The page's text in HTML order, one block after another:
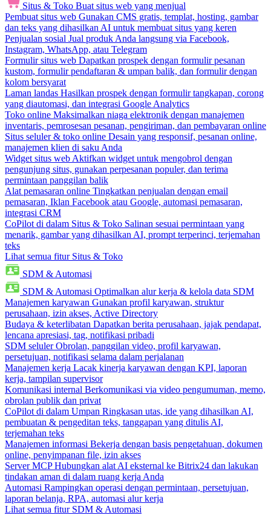
Situs & Toko Buat situs web yang menjual
Pembuat situs web Gunakan CMS gratis, templat, hosting, gambar
dan teks yang dihasilkan AI untuk membuat situs yang keren
Penjualan sosial Jual produk Anda langsung via Facebook,
Instagram, WhatsApp, atau Telegram
Formulir situs web Dapatkan prospek dengan formulir pesanan
kustom, formulir pendaftaran & umpan balik, dan formulir dengan
kolom bersyarat
Laman landas Hasilkan prospek dengan formulir tangkapan, corong
yang diautomasi, dan integrasi Google Analytics
Toko online Maksimalkan niaga elektronik dengan manajemen
inventaris, pemrosesan pesanan, pengiriman, dan pembayaran online
Situs seluler & toko online Desain yang responsif, pesanan online,
manajemen klien di saku Anda
Widget situs web Aktifkan widget untuk mengobrol dengan
pengunjung situs, gunakan perpesanan populer, dan terima
permintaan panggilan balik
Alat pemasaran online Tingkatkan penjualan dengan email
pemasaran, Iklan Facebook atau Google, automasi pemasaran,
integrasi CRM
CoPilot di dalam Situs & Toko Salinan sesuai permintaan yang
menarik, gambar yang dihasilkan AI, prompt terperinci, terjemahan
teks
Lihat semua fitur Situs & Toko
SDM & Automasi
SDM & Automasi Optimalkan alur kerja & kelola data SDM
Manajemen karyawan Gunakan profil karyawan, struktur
perusahaan, izin akses, Active Directory
Budaya & keterlibatan Dapatkan berita perusahaan, jajak pendapat,
lencana apresiasi, tag, notifikasi pribadi
SDM seluler Obrolan, panggilan video, profil karyawan,
persetujuan, notifikasi selama dalam perjalanan
Manajemen kerja Lacak kinerja karyawan dengan KPI, laporan
kerja, tampilan supervisor
Komunikasi internal Berkomunikasi via video pengumuman, memo,
obrolan publik dan privat
CoPilot di dalam Umpan Ringkasan utas, ide yang dihasilkan AI,
pembuatan & pengeditan teks, tanggapan yang ditulis AI,
terjemahan teks
Manajemen informasi Bekerja dengan basis pengetahuan, dokumen
online, penyimpanan file, izin akses
Server MCP Hubungkan alat AI eksternal ke Bitrix24 dan lakukan
tindakan aman di dalam ruang kerja Anda
Automasi Rampingkan operasi dengan permintaan, persetujuan,
laporan belanja, RPA, automasi alur kerja
Lihat semua fitur SDM & Automasi